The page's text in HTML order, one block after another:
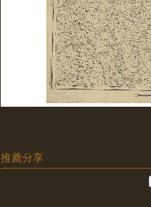
推薦分享